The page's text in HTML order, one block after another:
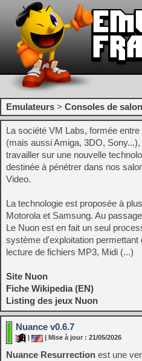
Emulateurs > Consoles de salon
La société VM Labs, formée
(mais aussi Amiga, 3DO,
travailler sur une nouvelle
destinée à pénétrer dans nos
Video.
La technologie est proposée à
Motorola et Samsung. Au
Le Nuon est en fait un seul
système d'exploitation
lecture de fichiers MP3, Midi (...)
Site Nuon
Fiche Wikipedia (EN)
Listing des jeux Nuon
Nuance v0.6.7
| Mise à jour : 21/05/2026
Nuance Resurrection est une